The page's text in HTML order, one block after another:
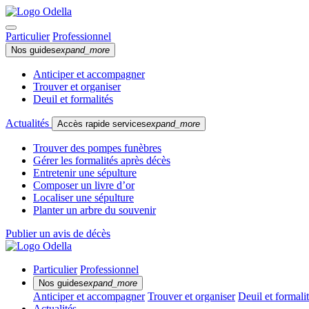
Particulier Professionnel
Nos guidesexpand_more
Anticiper et accompagner
Trouver et organiser
Deuil et formalités
Actualités Accès rapide servicesexpand_more
Trouver des pompes funèbres
Gérer les formalités après décès
Entretenir une sépulture
Composer un livre d’or
Localiser une sépulture
Planter un arbre du souvenir
Publier un avis de décès
Particulier Professionnel
Nos guidesexpand_more
Anticiper et accompagner Trouver et organiser Deuil et